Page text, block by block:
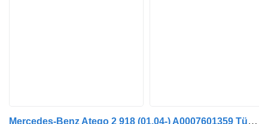
Mercedes-Benz Atego 2 918 (01.04-) A0007601359 Türgriff für Mercedes-Benz Atego, Atego 2, Atego 3 (1996-) Sattelzugmaschine